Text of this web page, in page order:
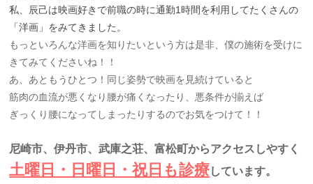
私、辰己は映画好きで前職の時に通勤1時間を利用してたくさんの
「洋画」をみてきました。
もっといろんな洋画を知りたいという方は是非、僕の施術を受けに
きてみてくださいね！！
あ、あともうひとつ！同じ姿勢で映画を見続けていると
筋肉の血流が悪くなり腰が痛くなったり、悪条件が揃えば
ぎっくり腰になってしまったりするのでお気をつけて！！
尼崎市、伊丹市、武庫之荘、富松町からアクセスしやすく
土曜日・日曜日・祝日も診療 しています。